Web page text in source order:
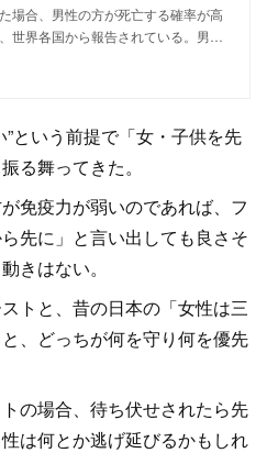
場合、男性の方が死亡する確率が高
世界各国から報告されている。男…
という前提で「女・子供を先
る舞ってきた。
免疫力が弱いのであれば、フ
先に」と言い出しても良さそ
きはない。
トと、昔の日本の「女性は三
、どっちが何を守り何を優先
の場合、待ち伏せされたら先
は何とか逃げ延びるかもしれ